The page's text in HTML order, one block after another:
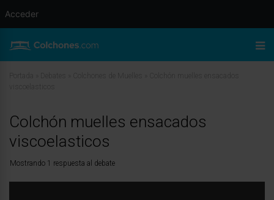
Colchón muelles ensacados
viscoelasticos
Mostrando 1 respuesta al debate
Acceder